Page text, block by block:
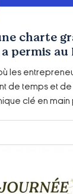
charte
permis au
en
les
de temps et
clé en main